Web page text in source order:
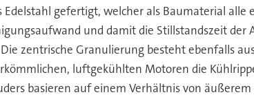
gefertigt, welcher als Baumaterial alle
und damit die Stillstandszeit der
zentrische Granulierung besteht ebenfalls
luftgekühlten Motoren die
basieren auf einem Verhältnis von